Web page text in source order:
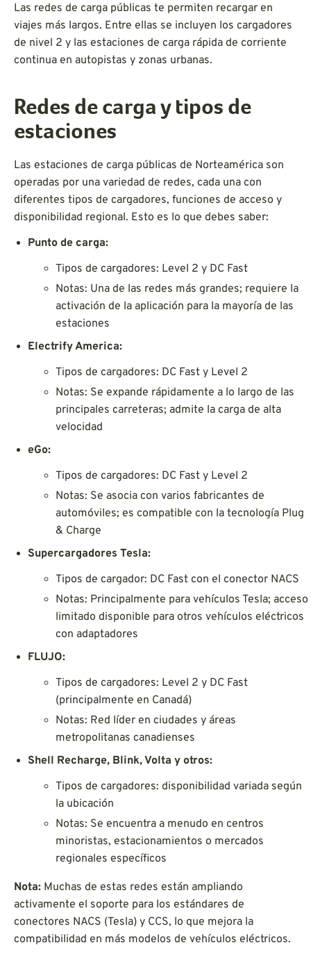
Las redes de carga públicas te permiten recargar en
viajes más largos. Entre ellas se incluyen los cargadores
de nivel 2 y las estaciones de carga rápida de corriente
continua en autopistas y zonas urbanas.
Redes de carga y tipos de
estaciones
Las estaciones de carga públicas de Norteamérica son
operadas por una variedad de redes, cada una con
diferentes tipos de cargadores, funciones de acceso y
disponibilidad regional. Esto es lo que debes saber:
Punto de carga:
Tipos de cargadores: Level 2 y DC Fast
Notas: Una de las redes más grandes; requiere la
activación de la aplicación para la mayoría de las
estaciones
Electrify America:
Tipos de cargadores: DC Fast y Level 2
Notas: Se expande rápidamente a lo largo de las
principales carreteras; admite la carga de alta
velocidad
eGo:
Tipos de cargadores: DC Fast y Level 2
Notas: Se asocia con varios fabricantes de
automóviles; es compatible con la tecnología Plug
& Charge
Supercargadores Tesla:
Tipos de cargador: DC Fast con el conector NACS
Notas: Principalmente para vehículos Tesla; acceso
limitado disponible para otros vehículos eléctricos
con adaptadores
FLUJO:
Tipos de cargadores: Level 2 y DC Fast
(principalmente en Canadá)
Notas: Red líder en ciudades y áreas
metropolitanas canadienses
Shell Recharge, Blink, Volta y otros:
Tipos de cargadores: disponibilidad variada según
la ubicación
Notas: Se encuentra a menudo en centros
minoristas, estacionamientos o mercados
regionales específicos
Nota: Muchas de estas redes están ampliando
activamente el soporte para los estándares de
conectores NACS (Tesla) y CCS, lo que mejora la
compatibilidad en más modelos de vehículos eléctricos.